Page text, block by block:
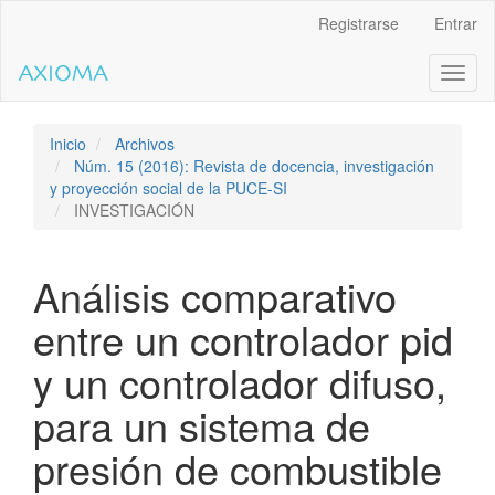
contenido
de
Navegación
principal
Contenido
Registrarse Entrar
Inicio
Archivos
Núm. 15 (2016): Revista de docencia, investigación
y proyección social de la PUCE-SI
INVESTIGACIÓN
Análisis comparativo
entre un controlador pid
y un controlador difuso,
para un sistema de
presión de combustible